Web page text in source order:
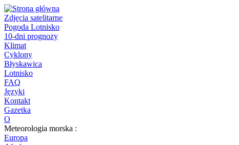
Zdjęcia satelitarne
Pogoda Lotnisko
10-dni prognozy
Klimat
Cyklony
Błyskawica
Lotnisko
FAQ
Języki
Kontakt
Gazetka
O
Meteorologia morska :
Europa